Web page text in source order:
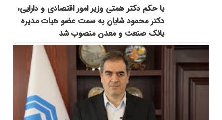
با حکم دکتر همتی وزیر امور اقتصادی و دارایی،
دکتر محمود شایان به سمت عضو هیات مدیره
بانک صنعت و معدن منصوب شد